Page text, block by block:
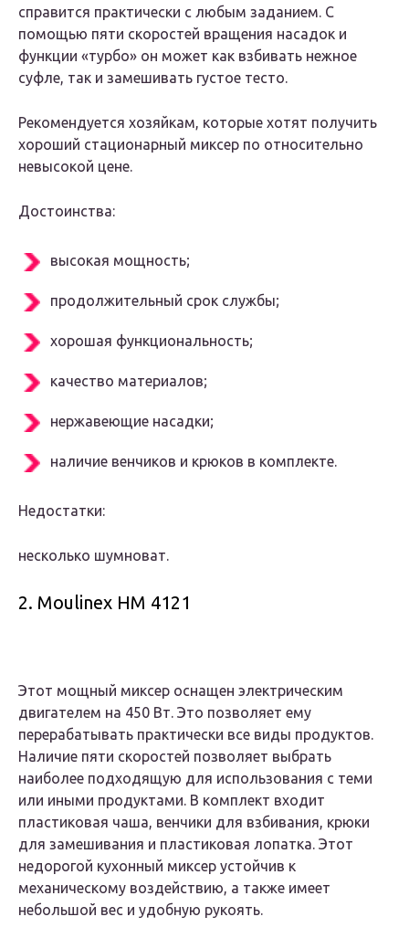
справится практически с любым заданием. С
помощью пяти скоростей вращения насадок и
функции «турбо» он может как взбивать нежное
суфле, так и замешивать густое тесто.
Рекомендуется хозяйкам, которые хотят получить
хороший стационарный миксер по относительно
невысокой цене.
Достоинства:
высокая мощность;
продолжительный срок службы;
хорошая функциональность;
качество материалов;
нержавеющие насадки;
наличие венчиков и крюков в комплекте.
Недостатки:
несколько шумноват.
2. Moulinex HM 4121
Этот мощный миксер оснащен электрическим
двигателем на 450 Вт. Это позволяет ему
перерабатывать практически все виды продуктов.
Наличие пяти скоростей позволяет выбрать
наиболее подходящую для использования с теми
или иными продуктами. В комплект входит
пластиковая чаша, венчики для взбивания, крюки
для замешивания и пластиковая лопатка. Этот
недорогой кухонный миксер устойчив к
механическому воздействию, а также имеет
небольшой вес и удобную рукоять.